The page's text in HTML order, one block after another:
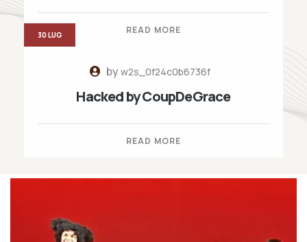
READ MORE
byw2s_0f24c0b6736f
Hacked by CoupDeGrace
READ MORE
30 LUG